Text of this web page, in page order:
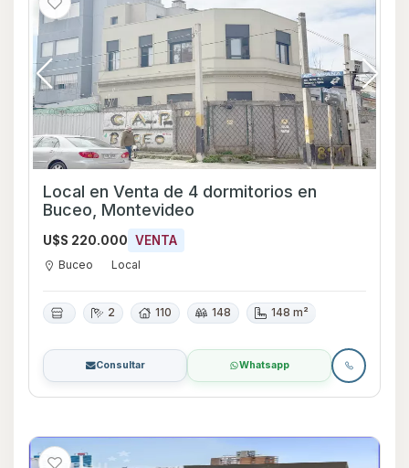
Local en Venta de 4 dormitorios en
Buceo, Montevideo
U$S 220.000 VENTA
Buceo Local
2 110 148 148 m²
Consultar Whatsapp